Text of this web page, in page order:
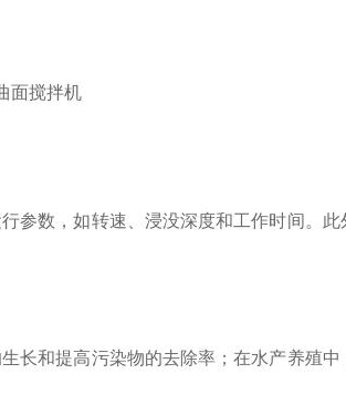
数，如转速、浸没深度和工作时间。
和提高污染物的去除率；在水产养殖